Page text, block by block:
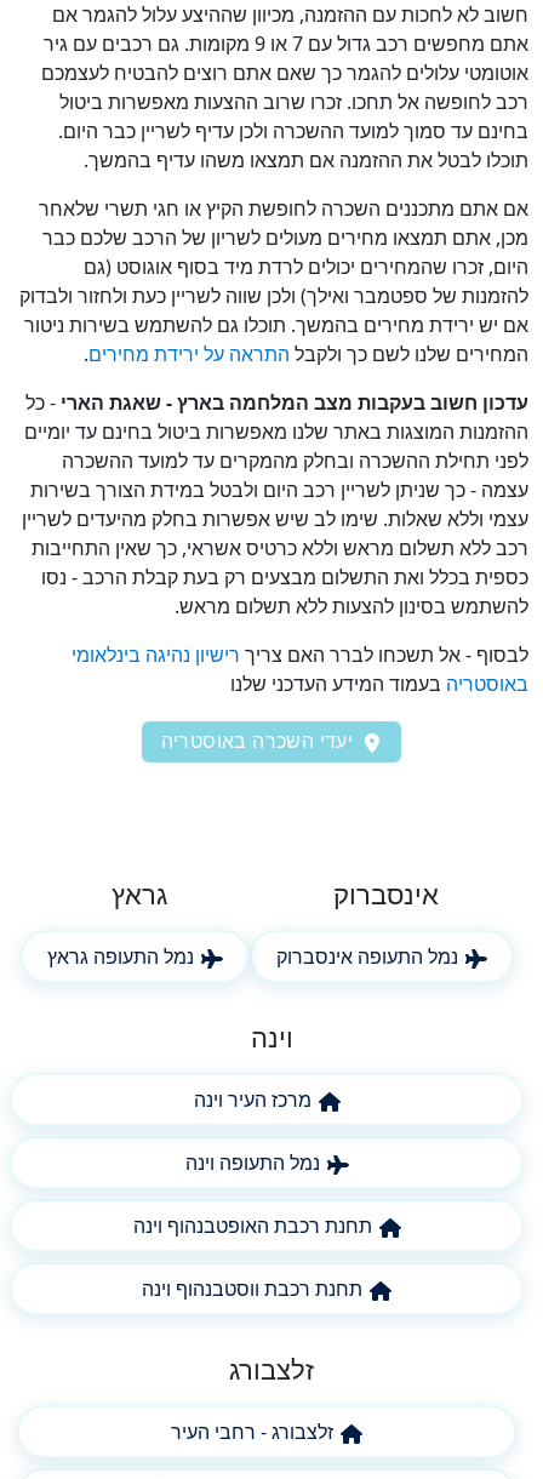
לא לחכות עם ההזמנה, מכיוון שההיצע עלול להגמר אם
אתם מחפשים רכב גדול עם 7 או 9 מקומות. גם רכבים עם גיר
עלולים להגמר כך שאם אתם רוצים להבטיח לעצמכם
לחופשה אל תחכו. זכרו שרוב ההצעות מאפשרות ביטול
עד סמוך למועד ההשכרה ולכן עדיף לשריין כבר היום.
לבטל את ההזמנה אם תמצאו משהו עדיף בהמשך.
אתם מתכננים השכרה לחופשת הקיץ או חגי תשרי שלאחר
אתם תמצאו מחירים מעולים לשריון של הרכב שלכם כבר
זכרו שהמחירים יכולים לרדת מיד בסוף אוגוסט (גם
של ספטמבר ואילך) ולכן שווה לשריין כעת ולחזור ולבדוק
ירידת מחירים בהמשך. תוכלו גם להשתמש בשירות ניטור
שלנו לשם כך ולקבלהתראה על ירידת מחירים.
חשוב בעקבות מצב המלחמה בארץ - שאגת הארי- כל
המוצגות באתר שלנו מאפשרות ביטול בחינם עד יומיים
תחילת ההשכרה ובחלק מהמקרים עד למועד ההשכרה
- כך שניתן לשריין רכב היום ולבטל במידת הצורך בשירות
וללא שאלות. שימו לב שיש אפשרות בחלק מהיעדים לשריין
ללא תשלום מראש וללא כרטיס אשראי, כך שאין התחייבות
בכלל ואת התשלום מבצעים רק בעת קבלת הרכב - נסו
בסינון להצעות ללא תשלום מראש.
- אל תשכחו לברר האם צריךרישיון נהיגה בינלאומי
בעמוד המידע העדכני שלנו
יעדי השכרה באוסטריה
אינסברוק
נמל התעופה אינסברוק
גראץ
נמל התעופה גראץ
וינה
מרכז העיר וינה
נמל התעופה וינה
תחנת רכבת האופטבנהוף וינה
תחנת רכבת ווסטבנהוף וינה
זלצבורג
זלצבורג - רחבי העיר